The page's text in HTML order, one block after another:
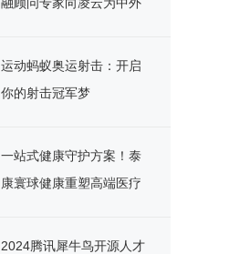
运动蚂蚁奥运射击：开启
你的射击冠军梦
一站式健康守护方案！泰
康寰球健康重塑高端医疗
2024腾讯犀牛鸟开源人才